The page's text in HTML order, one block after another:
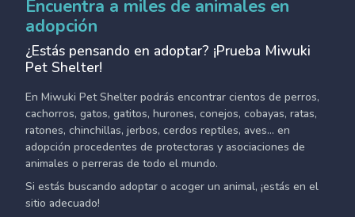
Encuentra a miles de animales en
adopción
¿Estás pensando en adoptar? ¡Prueba Miwuki
Pet Shelter!
En Miwuki Pet Shelter podrás encontrar cientos de perros,
cachorros, gatos, gatitos, hurones, conejos, cobayas, ratas,
ratones, chinchillas, jerbos, cerdos reptiles, aves... en
adopción procedentes de protectoras y asociaciones de
animales o perreras de todo el mundo.
Si estás buscando adoptar o acoger un animal, ¡estás en el
sitio adecuado!